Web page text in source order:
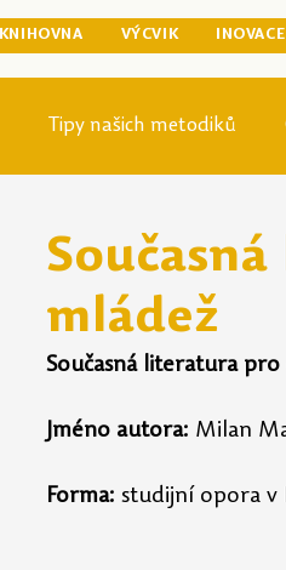
KNIHOVNA VÝCVIK INOVACE
Tipy našich metodiků
mládež
Současná literatura pro
Jméno autora: Milan
Forma: studijní opora v